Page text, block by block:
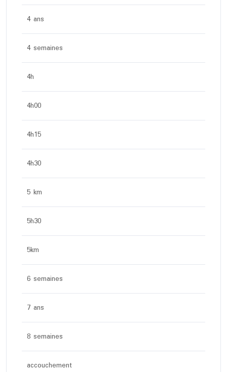
4 ans
4 semaines
4h
4h00
4h15
4h30
5 km
5h30
5km
6 semaines
7 ans
8 semaines
accouchement